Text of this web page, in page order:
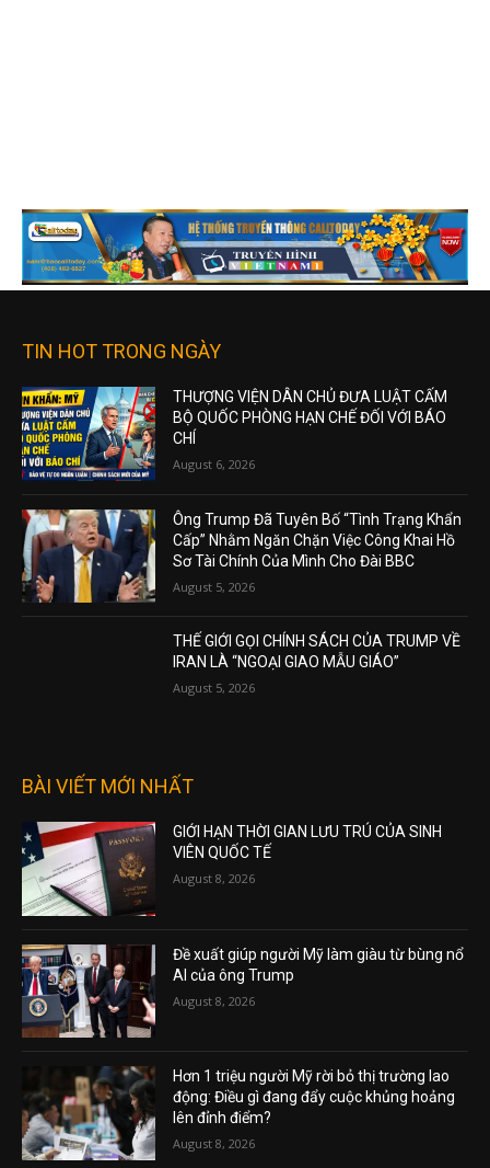
TIN HOT TRONG NGÀY
THƯỢNG VIỆN DÂN CHỦ ĐƯA LUẬT CẤM
BỘ QUỐC PHÒNG HẠN CHẾ ĐỐI VỚI BÁO
CHÍ
August 6, 2026
Ông Trump Đã Tuyên Bố “Tình Trạng Khẩn
Cấp” Nhằm Ngăn Chặn Việc Công Khai Hồ
Sơ Tài Chính Của Mình Cho Đài BBC
August 5, 2026
THẾ GIỚI GỌI CHÍNH SÁCH CỦA TRUMP VỀ
IRAN LÀ “NGOẠI GIAO MẪU GIÁO”
August 5, 2026
BÀI VIẾT MỚI NHẤT
GIỚI HẠN THỜI GIAN LƯU TRÚ CỦA SINH
VIÊN QUỐC TẾ
August 8, 2026
Đề xuất giúp người Mỹ làm giàu từ bùng nổ
AI của ông Trump
August 8, 2026
Hơn 1 triệu người Mỹ rời bỏ thị trường lao
động: Điều gì đang đẩy cuộc khủng hoảng
lên đỉnh điểm?
August 8, 2026